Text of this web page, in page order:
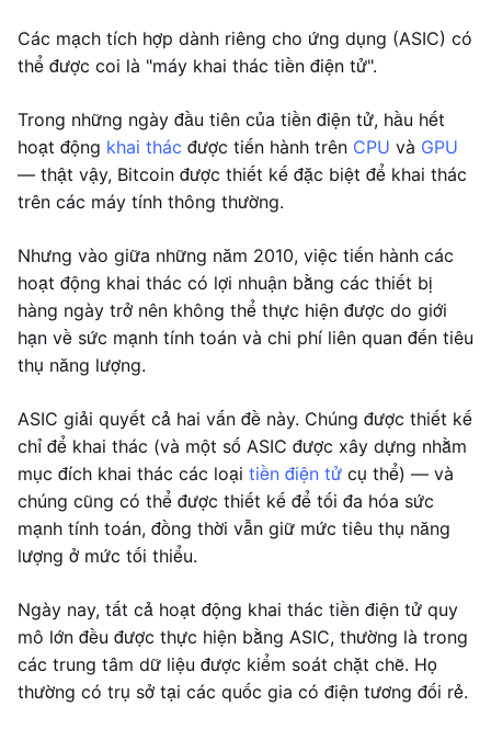
Các mạch tích hợp dành riêng cho ứng dụng (ASIC) có
thể được coi là "máy khai thác tiền điện tử".
Trong những ngày đầu tiên của tiền điện tử, hầu hết
hoạt động khai thác được tiến hành trên CPU và GPU
— thật vậy, Bitcoin được thiết kế đặc biệt để khai thác
trên các máy tính thông thường.
Nhưng vào giữa những năm 2010, việc tiến hành các
hoạt động khai thác có lợi nhuận bằng các thiết bị
hàng ngày trở nên không thể thực hiện được do giới
hạn về sức mạnh tính toán và chi phí liên quan đến tiêu
thụ năng lượng.
ASIC giải quyết cả hai vấn đề này. Chúng được thiết kế
chỉ để khai thác (và một số ASIC được xây dựng nhằm
mục đích khai thác các loại tiền điện tử cụ thể) — và
chúng cũng có thể được thiết kế để tối đa hóa sức
mạnh tính toán, đồng thời vẫn giữ mức tiêu thụ năng
lượng ở mức tối thiểu.
Ngày nay, tất cả hoạt động khai thác tiền điện tử quy
mô lớn đều được thực hiện bằng ASIC, thường là trong
các trung tâm dữ liệu được kiểm soát chặt chẽ. Họ
thường có trụ sở tại các quốc gia có điện tương đối rẻ.